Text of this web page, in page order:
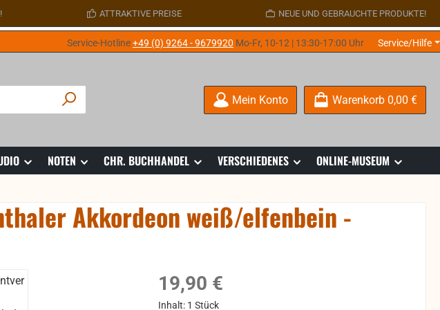
ATTRAKTIVE PREISE NEUE UND GEBRAUCHTE PRODUKTE!
Service-Hotline+49 (0) 9264 - 9679920 Mo-Fr, 10-12 | 13:30-17:00 Uhr Service/Hilfe
Mein Konto Warenkorb 0,00 €
NOTEN CHR. BUCHHANDEL VERSCHIEDENES ONLINE-MUSEUM
Akkordeon weiß/elfenbein -
Regulärer Preis:
19,90 €
Inhalt: 1 Stück